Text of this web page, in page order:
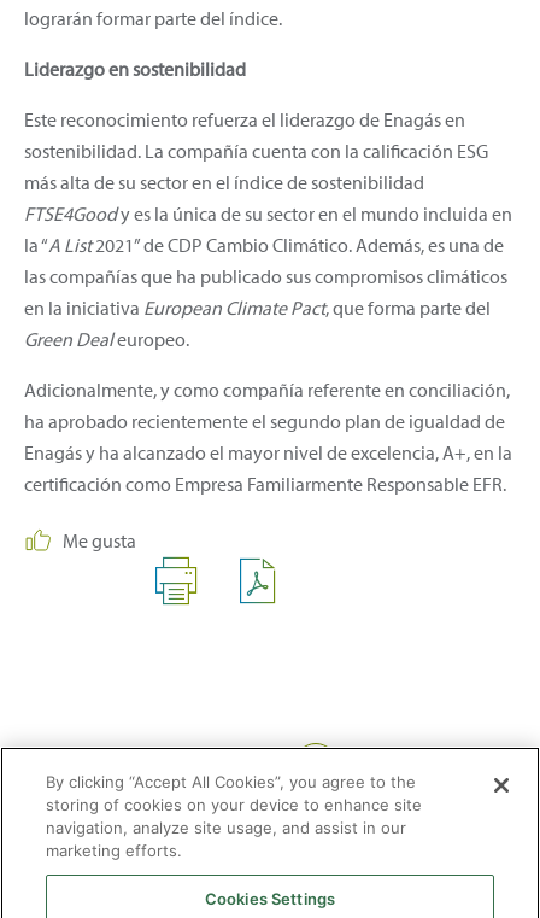
lograrán formar parte del índice.
Liderazgo en sostenibilidad
Este reconocimiento refuerza el liderazgo de Enagás en
sostenibilidad. La compañía cuenta con la calificación ESG
más alta de su sector en el índice de sostenibilidad
FTSE4Goody es la única de su sector en el mundo incluida en
la “A List2021” de CDP Cambio Climático. Además, es una de
las compañías que ha publicado sus compromisos climáticos
en la iniciativa European Climate Pact, que forma parte del
Green Dealeuropeo.
Adicionalmente, y como compañía referente en conciliación,
ha aprobado recientemente el segundo plan de igualdad de
Enagás y ha alcanzado el mayor nivel de excelencia, A+, en la
certificación como Empresa Familiarmente Responsable EFR.
Me gusta
By clicking “Accept All Cookies”, you agree to the
storing of cookies on your device to enhance site
navigation, analyze site usage, and assist in our
marketing efforts.
Cookies Settings